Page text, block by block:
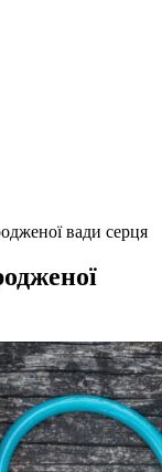
вади серця